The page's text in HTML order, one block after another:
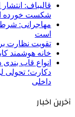
قالیباف:
شکست خورده
مهاجرانی: شرط
است
تقویت نظارت بر
خانه هوشمند
انواع قاب
دکارت؛ تحولی
داخلی
آخرین اخبار